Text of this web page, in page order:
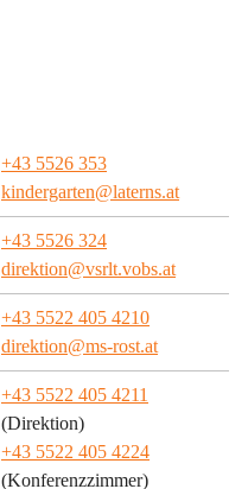
+43 5526 353
kindergarten@laterns.at
+43 5526 324
direktion@vsrlt.vobs.at
+43 5522 405 4210
direktion@ms-rost.at
+43 5522 405 4211
(Direktion)
+43 5522 405 4224
(Konferenzzimmer)